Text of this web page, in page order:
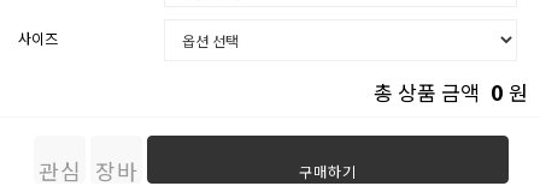
사이즈
총 상품 금액 0 원
관심
장바
구매하기